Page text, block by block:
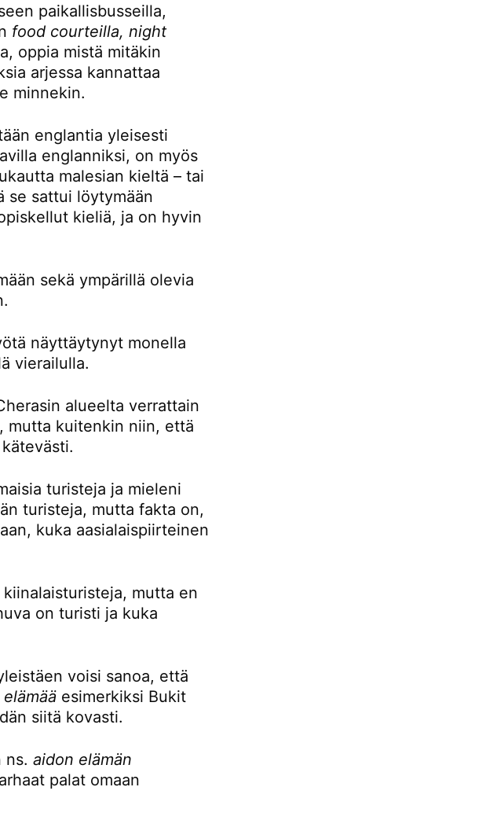
paikallisbusseilla,
food courteilla, night
oppia mistä mitäkin
arjessa kannattaa
minnekin.
englantia yleisesti
englanniksi, on myös
malesian kieltä – tai
se sattui löytymään
kieliä, ja on hyvin
sekä ympärillä olevia
näyttäytynyt monella
vierailulla.
alueelta verrattain
mutta kuitenkin niin, että
turisteja ja mieleni
turisteja, mutta fakta on,
kuka aasialaispiirteinen
mutta en
on turisti ja kuka
voisi sanoa, että
esimerkiksi Bukit
siitä kovasti.
ns. aidon elämän
palat omaan